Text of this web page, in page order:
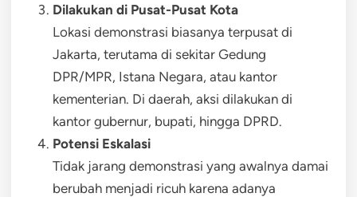
Dilakukan di Pusat-Pusat Kota
Lokasi demonstrasi biasanya terpusat di
Jakarta, terutama di sekitar Gedung
DPR/MPR, Istana Negara, atau kantor
kementerian. Di daerah, aksi dilakukan di
kantor gubernur, bupati, hingga DPRD.
Potensi Eskalasi
Tidak jarang demonstrasi yang awalnya damai
berubah menjadi ricuh karena adanya